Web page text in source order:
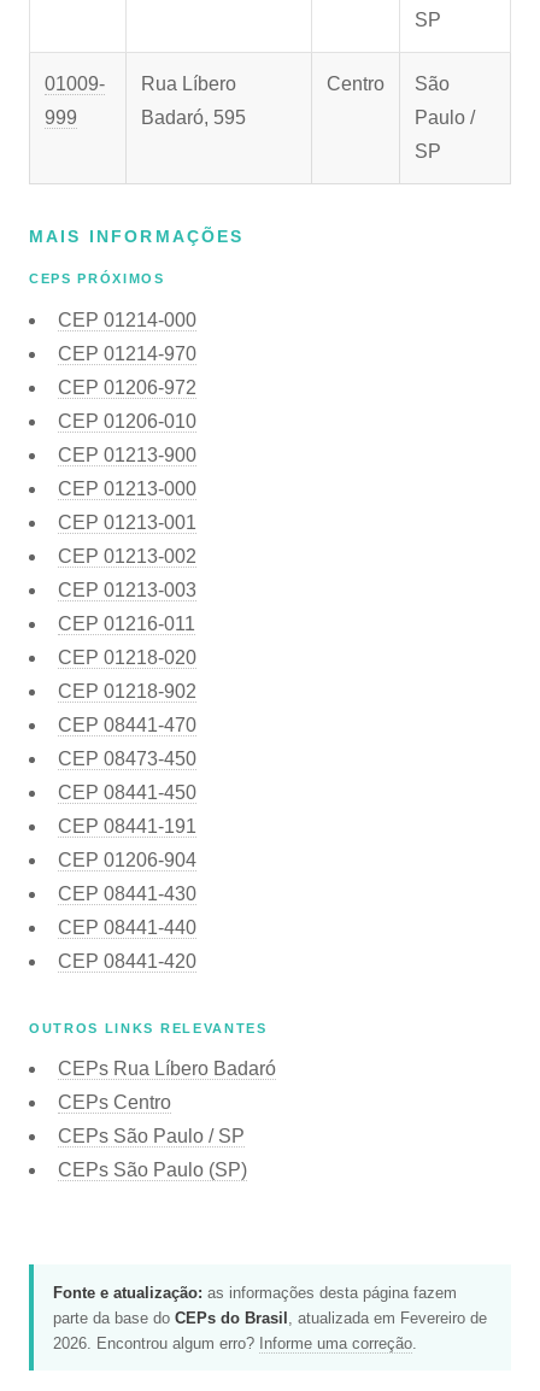
SP
01009-
999
Rua Líbero
Badaró, 595
Centro
São
Paulo /
SP
MAIS INFORMAÇÕES
CEPS PRÓXIMOS
CEP 01214-000
CEP 01214-970
CEP 01206-972
CEP 01206-010
CEP 01213-900
CEP 01213-000
CEP 01213-001
CEP 01213-002
CEP 01213-003
CEP 01216-011
CEP 01218-020
CEP 01218-902
CEP 08441-470
CEP 08473-450
CEP 08441-450
CEP 08441-191
CEP 01206-904
CEP 08441-430
CEP 08441-440
CEP 08441-420
OUTROS LINKS RELEVANTES
CEPs Rua Líbero Badaró
CEPs Centro
CEPs São Paulo / SP
CEPs São Paulo (SP)
Fonte e atualização: as informações desta página fazem
parte da base do CEPs do Brasil , atualizada em Fevereiro de
2026. Encontrou algum erro? Informe uma correção